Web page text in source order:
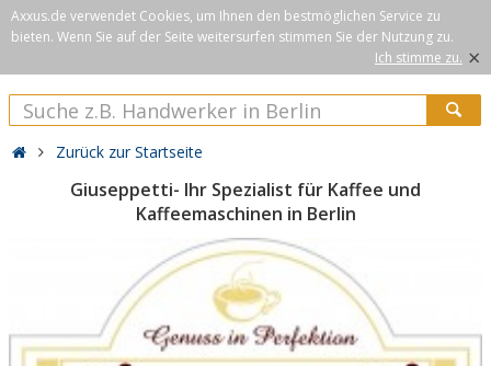
Axxus.de verwendet Cookies, um Ihnen den bestmöglichen Service zu
bieten. Wenn Sie auf der Seite weitersurfen stimmen Sie der Nutzung zu.
Ich stimme zu. ×
Zurück zur Startseite
Giuseppetti- Ihr Spezialist für Kaffee und
Kaffeemaschinen in Berlin